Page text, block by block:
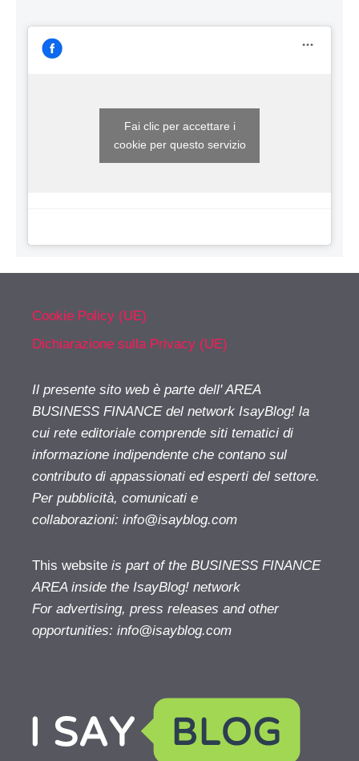
Fai clic per accettare i
cookie per questo servizio
Cookie Policy (UE)
Dichiarazione sulla Privacy (UE)
Il presente sito web è parte dell' AREA
BUSINESS FINANCE del network IsayBlog! la
cui rete editoriale comprende siti tematici di
informazione indipendente che contano sul
contributo di appassionati ed esperti del settore.
Per pubblicità, comunicati e
collaborazioni: info@isayblog.com
This website is part of the BUSINESS FINANCE
AREA inside the IsayBlog! network
For advertising, press releases and other
opportunities: info@isayblog.com